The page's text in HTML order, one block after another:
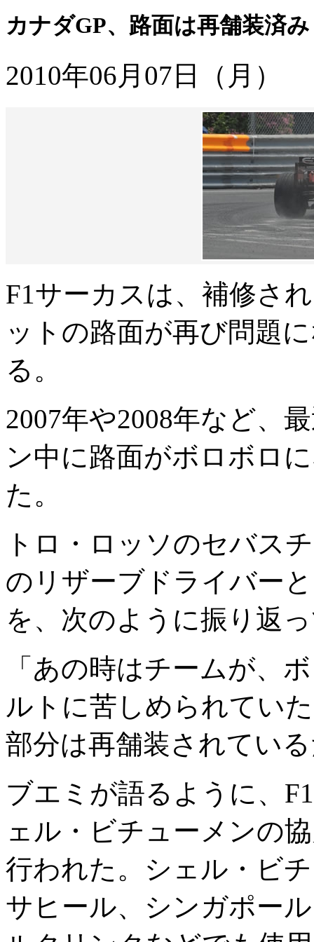
カナダGP、路面は再舗装済み
2010年06月07日（月）
F1サーカスは、補修さ
ットの路面が再び問題
る。
2007年や2008年など、
ン中に路面がボロボロ
た。
トロ・ロッソのセバス
のリザーブドライバー
を、次のように振り返
「あの時はチームが、
ルトに苦しめられてい
部分は再舗装されてい
ブエミが語るように、
ェル・ビチューメンの
行われた。シェル・ビ
サヒール、シンガポー